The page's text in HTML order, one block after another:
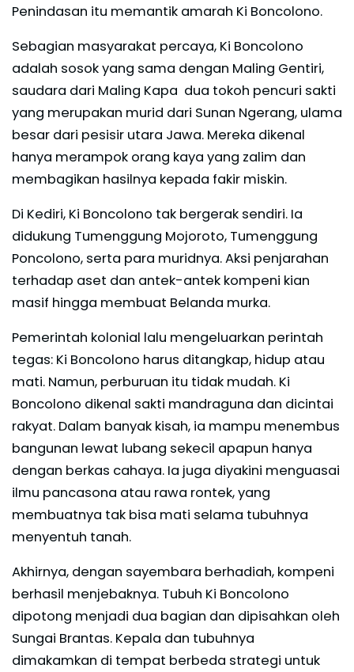
Penindasan itu memantik amarah Ki Boncolono.
Sebagian masyarakat percaya, Ki Boncolono
adalah sosok yang sama dengan Maling Gentiri,
saudara dari Maling Kapa dua tokoh pencuri sakti
yang merupakan murid dari Sunan Ngerang, ulama
besar dari pesisir utara Jawa. Mereka dikenal
hanya merampok orang kaya yang zalim dan
membagikan hasilnya kepada fakir miskin.
Di Kediri, Ki Boncolono tak bergerak sendiri. Ia
didukung Tumenggung Mojoroto, Tumenggung
Poncolono, serta para muridnya. Aksi penjarahan
terhadap aset dan antek-antek kompeni kian
masif hingga membuat Belanda murka.
Pemerintah kolonial lalu mengeluarkan perintah
tegas: Ki Boncolono harus ditangkap, hidup atau
mati. Namun, perburuan itu tidak mudah. Ki
Boncolono dikenal sakti mandraguna dan dicintai
rakyat. Dalam banyak kisah, ia mampu menembus
bangunan lewat lubang sekecil apapun hanya
dengan berkas cahaya. Ia juga diyakini menguasai
ilmu pancasona atau rawa rontek, yang
membuatnya tak bisa mati selama tubuhnya
menyentuh tanah.
Akhirnya, dengan sayembara berhadiah, kompeni
berhasil menjebaknya. Tubuh Ki Boncolono
dipotong menjadi dua bagian dan dipisahkan oleh
Sungai Brantas. Kepala dan tubuhnya
dimakamkan di tempat berbeda strategi untuk